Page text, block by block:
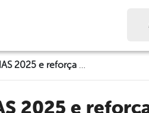
Floresta conquista SELO FNAS 2025 e reforça compromisso com a assistência social